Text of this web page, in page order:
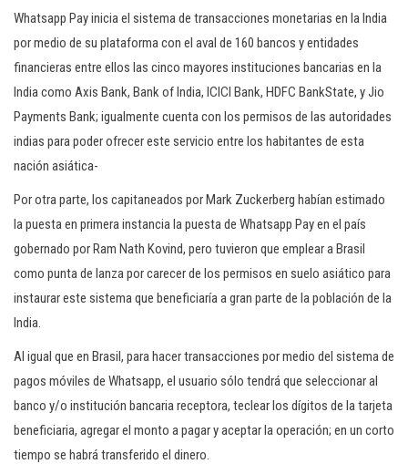
Whatsapp Pay inicia el sistema de transacciones monetarias en la India
por medio de su plataforma con el aval de 160 bancos y entidades
financieras entre ellos las cinco mayores instituciones bancarias en la
India como Axis Bank, Bank of India, ICICI Bank, HDFC BankState, y Jio
Payments Bank; igualmente cuenta con los permisos de las autoridades
indias para poder ofrecer este servicio entre los habitantes de esta
nación asiática-
Por otra parte, los capitaneados por Mark Zuckerberg habían estimado
la puesta en primera instancia la puesta de Whatsapp Pay en el país
gobernado por Ram Nath Kovind, pero tuvieron que emplear a Brasil
como punta de lanza por carecer de los permisos en suelo asiático para
instaurar este sistema que beneficiaría a gran parte de la población de la
India.
Al igual que en Brasil, para hacer transacciones por medio del sistema de
pagos móviles de Whatsapp, el usuario sólo tendrá que seleccionar al
banco y/o institución bancaria receptora, teclear los dígitos de la tarjeta
beneficiaria, agregar el monto a pagar y aceptar la operación; en un corto
tiempo se habrá transferido el dinero.